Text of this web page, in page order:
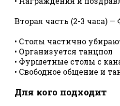
Вторая часть (2-3 часа)
• Столы частично
• Организуется танцпол
• Фуршетные столы с
• Свободное общение и
Для кого подходит